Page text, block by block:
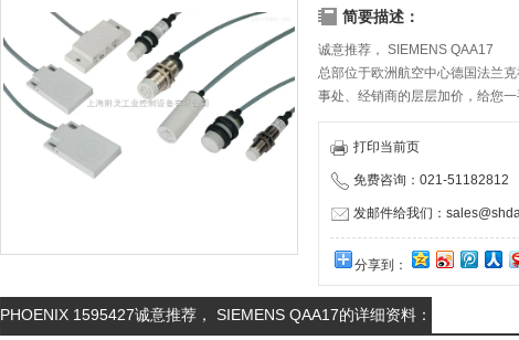
简要描述：
诚意推荐， SIEMENS QAA17
总部位于欧洲航空中心德国法兰
事处、经销商的层层加价，给您
物流服务商携手合作，保证货期
打印当前页
免费咨询：021-51182812
发邮件给我们：
分享到：
PHOENIX 1595427诚意推荐， SIEMENS QAA17的详细资料：